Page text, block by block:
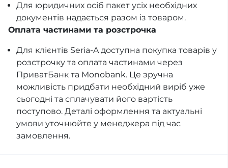
Для юридичних осіб пакет усіх необхідних
документів надається разом із товаром.
Оплата частинами та розстрочка
Для клієнтів Seria-A доступна покупка товарів у
розстрочку та оплата частинами через
ПриватБанк та Monobank. Це зручна
можливість придбати необхідний виріб уже
сьогодні та сплачувати його вартість
поступово. Деталі оформлення та актуальні
умови уточнюйте у менеджера під час
замовлення.